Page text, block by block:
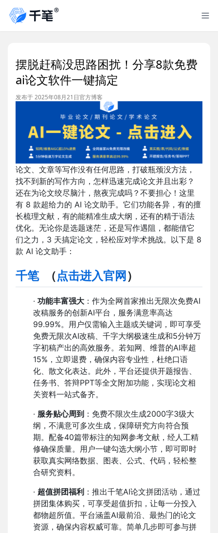
摆脱赶稿没思路困扰！分享8款免费
ai论文软件一键搞定
发布于 2025年08月21日官方博客
论文、文章等写作没有任何思路，打破瓶颈没方法，
找不到新的写作方向，怎样迅速完成论文并且出彩？
还在为论文绞尽脑汁，熬夜完成吗？不要担心！这里
有 8 款超给力的 AI 论文助手。它们功能各异，有的擅
长梳理文献，有的能精准生成大纲，还有的精于语法
优化。无论你是选题迷茫，还是写作遇阻，都能借它
们之力，3 天搞定论文，轻松应对学术挑战。以下是 8
款 AI 论文助手：
千笔（点击进入官网 ）
· 功能丰富强大 ：作为全网首家推出无限次免费AI
改稿服务的创新AI平台，服务满意率高达
99.99%。用户仅需输入主题或关键词，即可享受
免费无限次AI改稿、千字大纲极速生成和5分钟万
字初稿产出的高效服务。若知网、维普的AI率超
15%，立即退费，确保内容专业性，杜绝口语
化、散文化表达。此外，平台还提供开题报告、
任务书、答辩PPT等全文附加功能，实现论文相
关资料一站式备齐。
· 服务贴心周到 ：免费不限次生成2000字3级大
纲，不满意可多次生成，保障研究方向符合预
期。配备40篇带标注的知网参考文献，经人工精
修确保质量。用户一键勾选大纲小节，即可即时
获取真实网络数据、图表、公式、代码，轻松整
合研究资料。
· 超值拼团福利 ：推出千笔AI论文拼团活动，通过
拼团集体购买，可享受超值折扣，让每一分投入
都物超所值。平台涵盖AI最前沿、最热门的论文
资源，确保内容权威可靠。简单几步即可参与拼